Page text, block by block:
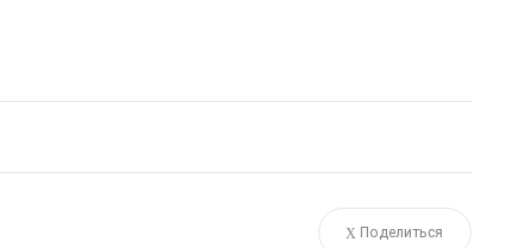
Поделиться